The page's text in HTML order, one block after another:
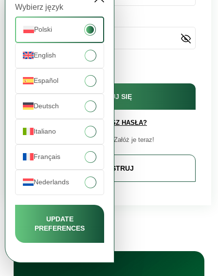
Wybierz język
Polski
English
Español
Deutsch
Italiano
Français
Nederlands
UPDATE
PREFERENCES
Hasło*
ZALOGUJ SIĘ
NIE PAMIĘTASZ HASŁA?
Nie masz konta? Załóż je teraz!
ZAREJESTRUJ